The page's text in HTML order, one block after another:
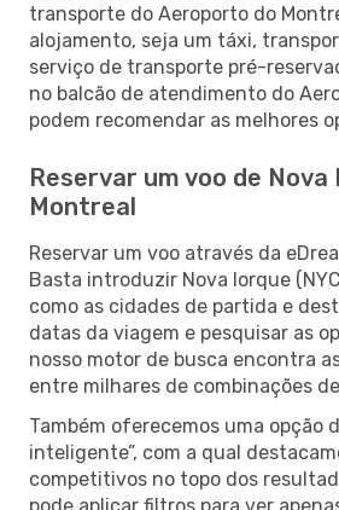
transporte do Aeroporto do
alojamento, seja um táxi,
serviço de transporte pré-
no balcão de atendimento do
podem recomendar as melhores
Reservar um voo de Nova
Montreal
Reservar um voo através da
Basta introduzir Nova Iorque
como as cidades de partida e
datas da viagem e pesquisar as
nosso motor de busca encontra
entre milhares de combinações
Também oferecemos uma opção
inteligente”, com a qual
competitivos no topo dos